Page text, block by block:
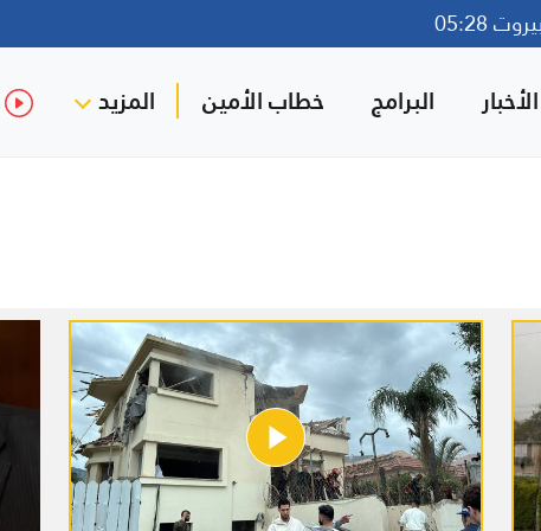
05:28
البرامج خطاب الأمين المزيد